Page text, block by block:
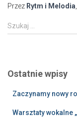
Przez Rytm i Melodia,
Szukaj …
Ostatnie wpisy
Zaczynamy nowy
Warsztaty wokalne